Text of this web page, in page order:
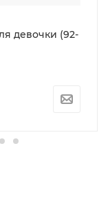
девочки (92-